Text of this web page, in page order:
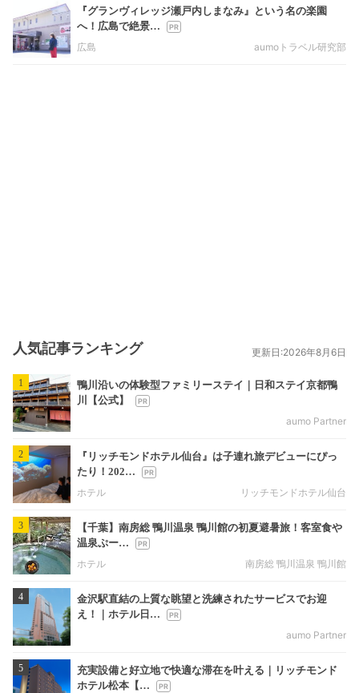
『グランヴィレッジ瀬戸内しまなみ』という名の楽園
へ！広島で絶景…
広島
aumoトラベル研究部
人気記事ランキング 更新日:2026年8月6日
1
鴨川沿いの体験型ファミリーステイ｜日和ステイ京都鴨
川【公式】
aumo Partner
2
『リッチモンドホテル仙台』は子連れ旅デビューにぴっ
たり！202…
ホテル
リッチモンドホテル仙台
3
【千葉】南房総 鴨川温泉 鴨川館の初夏避暑旅！客室食や
温泉ぷー…
ホテル
南房総 鴨川温泉 鴨川館
4
金沢駅直結の上質な眺望と洗練されたサービスでお迎
え！｜ホテル日…
aumo Partner
5
充実設備と好立地で快適な滞在を叶える｜リッチモンド
ホテル松本【…